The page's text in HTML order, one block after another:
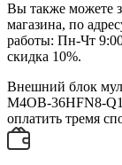
Вы также можете
магазина, по
работы: Пн-Чт
скидка 10%.
Внешний блок
M4OB-36HFN8-
оплатить тремя